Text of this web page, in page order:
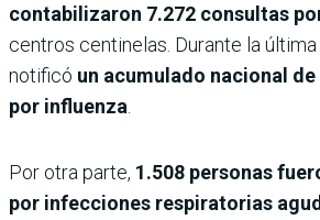
contabilizaron 7.272 consultas
centros centinelas. Durante la
notificó un acumulado nacional
por influenza
Por otra parte, 1.508 personas
por infecciones respiratorias